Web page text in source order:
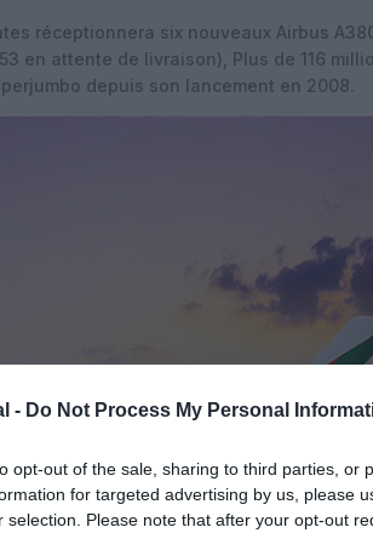
- Do Not Process My Personal
opt-out of the sale, sharing to third parties, or
for targeted advertising by us, please
selection. Please note that after your opt-out
réceptionnera six nouveaux Airbus
en attente de livraison), Plus de 116
depuis son lancement en 2008.